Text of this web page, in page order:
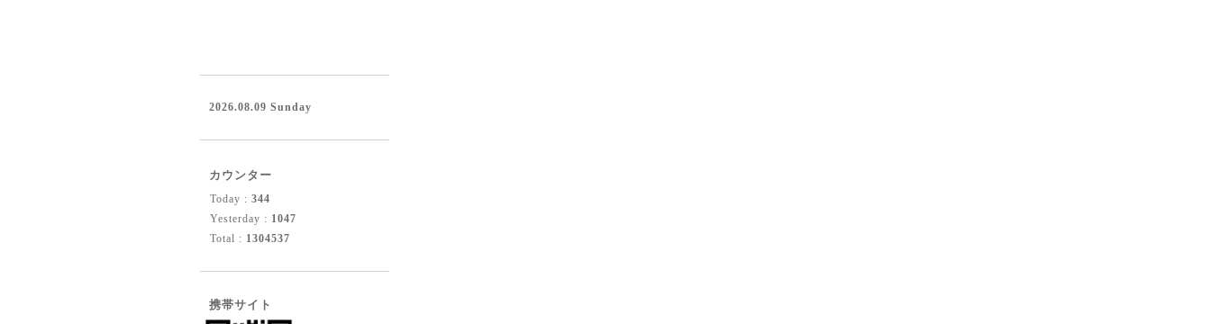
2026.08.09 Sunday
カウンター
Today : 344
Yesterday : 1047
Total : 1304537
携帯サイト